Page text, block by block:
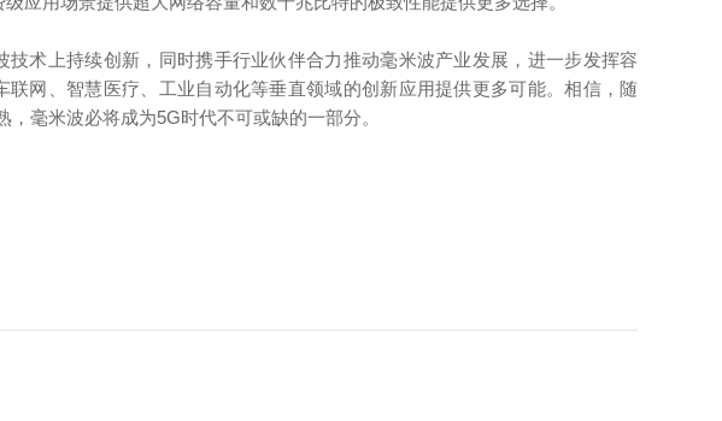
技术上持续创新，同时携手行业伙伴合力推动毫米波产业发展，进一步发挥容
联网、智慧医疗、工业自动化等垂直领域的创新应用提供更多可能。相信，随
毫米波必将成为5G时代不可或缺的一部分。